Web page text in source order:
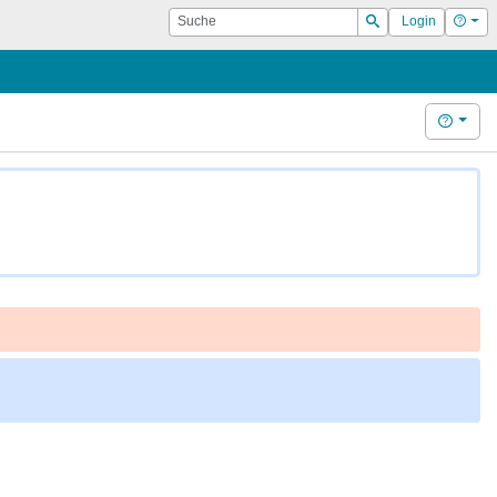
Suche
Suchen
Login Hilfe
Hilfe